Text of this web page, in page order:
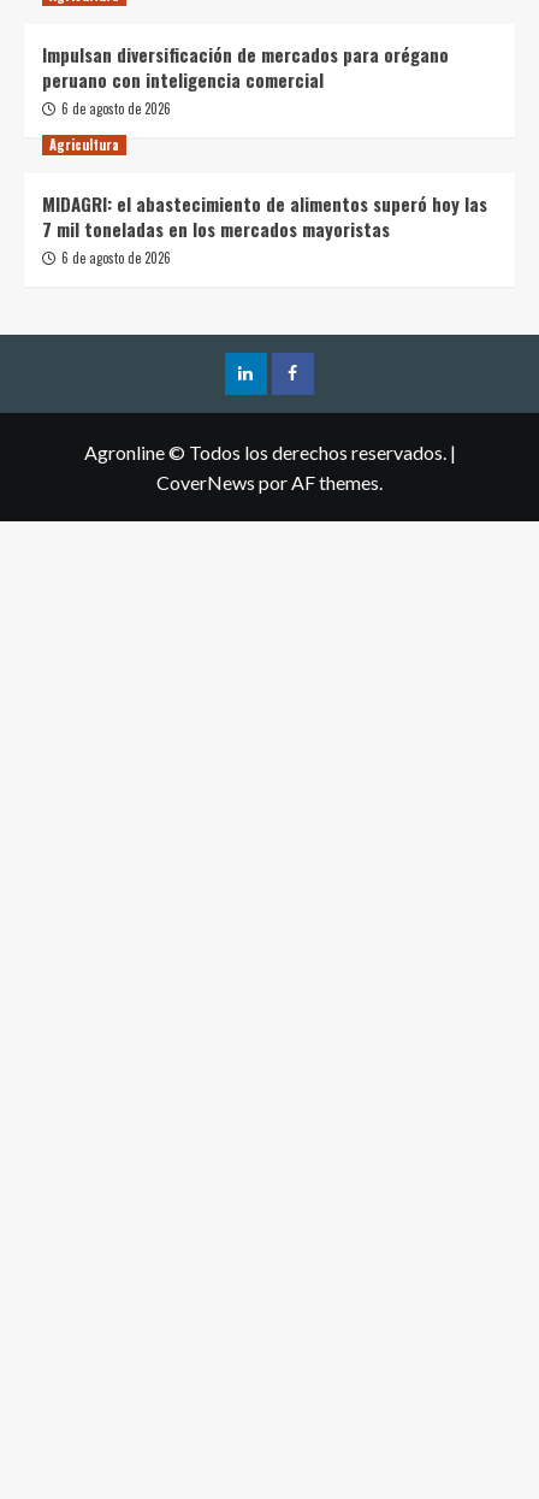
Impulsan diversificación de mercados para orégano
peruano con inteligencia comercial
6 de agosto de 2026
Agricultura
MIDAGRI: el abastecimiento de alimentos superó hoy las
7 mil toneladas en los mercados mayoristas
6 de agosto de 2026
Agronline © Todos los derechos reservados. |
CoverNews por AF themes.